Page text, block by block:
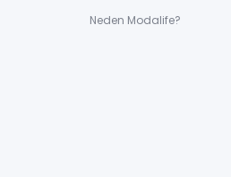
Neden Modalife?